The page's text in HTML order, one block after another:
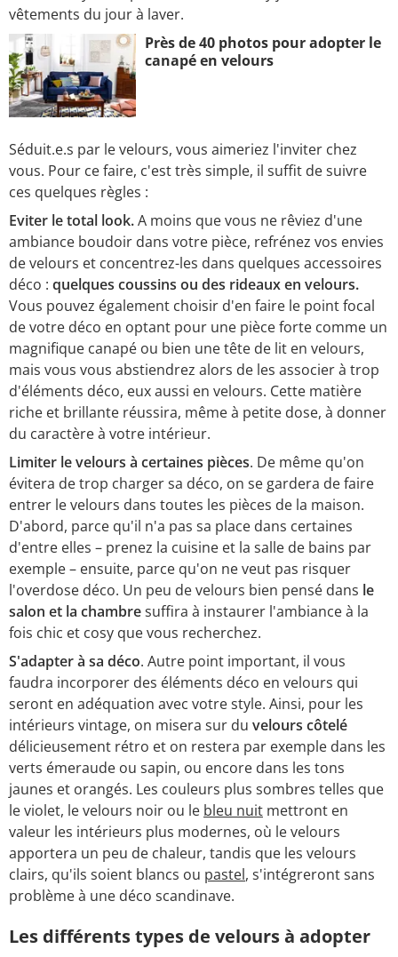
vêtements du jour à laver.
Près de 40 photos pour adopter le
canapé en velours
Séduit.e.s par le velours, vous aimeriez l'inviter chez
vous. Pour ce faire, c'est très simple, il suffit de suivre
ces quelques règles :
Eviter le total look.A moins que vous ne rêviez d'une
ambiance boudoir dans votre pièce, refrénez vos envies
de velours et concentrez-les dans quelques accessoires
déco : quelques coussins ou des rideaux en velours.
Vous pouvez également choisir d'en faire le point focal
de votre déco en optant pour une pièce forte comme un
magnifique canapé ou bien une tête de lit en velours,
mais vous vous abstiendrez alors de les associer à trop
d'éléments déco, eux aussi en velours. Cette matière
riche et brillante réussira, même à petite dose, à donner
du caractère à votre intérieur.
Limiter le velours à certaines pièces. De même qu'on
évitera de trop charger sa déco, on se gardera de faire
entrer le velours dans toutes les pièces de la maison.
D'abord, parce qu'il n'a pas sa place dans certaines
d'entre elles – prenez la cuisine et la salle de bains par
exemple – ensuite, parce qu'on ne veut pas risquer
l'overdose déco. Un peu de velours bien pensé dans le
salon et la chambresuffira à instaurer l'ambiance à la
fois chic et cosy que vous recherchez.
S'adapter à sa déco. Autre point important, il vous
faudra incorporer des éléments déco en velours qui
seront en adéquation avec votre style. Ainsi, pour les
intérieurs vintage, on misera sur du velours côtelé
délicieusement rétro et on restera par exemple dans les
verts émeraude ou sapin, ou encore dans les tons
jaunes et orangés. Les couleurs plus sombres telles que
le violet, le velours noir ou le bleu nuit mettront en
valeur les intérieurs plus modernes, où le velours
apportera un peu de chaleur, tandis que les velours
clairs, qu'ils soient blancs ou pastel, s'intégreront sans
problème à une déco scandinave.
Les différents types de velours à adopter